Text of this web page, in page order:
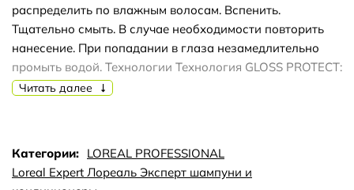
распределить по влажным волосам. Вспенить.
Тщательно смыть. В случае необходимости повторить
нанесение. При попадании в глаза незамедлительно
промыть водой. Технологии Технология GLOSS PROTECT:
Активные компоненты, нейтрализующие желтизну.
Читать далее
Категории: LOREAL PROFESSIONAL
Loreal Expert Лореаль Эксперт шампуни и